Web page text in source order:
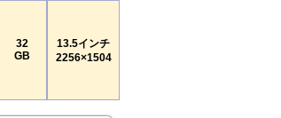
32
GB
13.5インチ
2256×1504